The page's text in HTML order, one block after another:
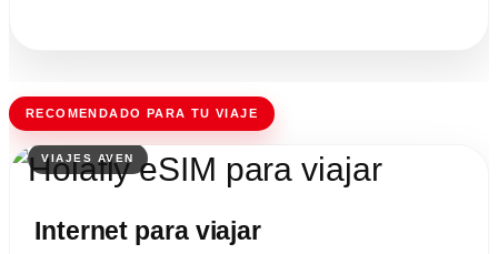
RECOMENDADO PARA TU VIAJE
Internet para viajar